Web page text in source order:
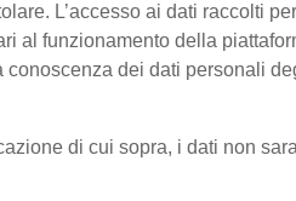
L’accesso ai dati raccolti
al funzionamento della
dei dati personali
di cui sopra, i dati non